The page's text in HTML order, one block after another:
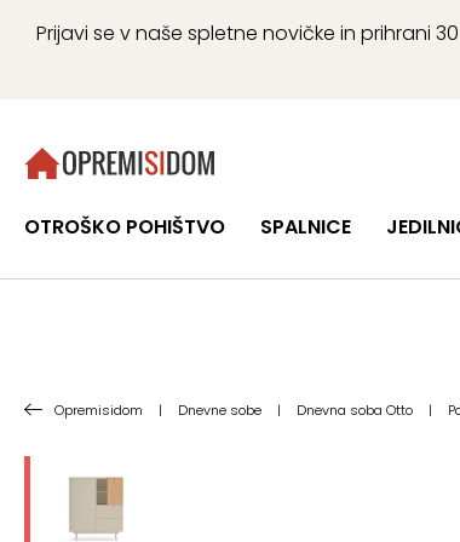
Prijavi se v naše spletne novičke in prihrani
OTROŠKO POHIŠTVO SPALNICE
Opremisidom | Dnevne sobe | Dnevna soba Otto |